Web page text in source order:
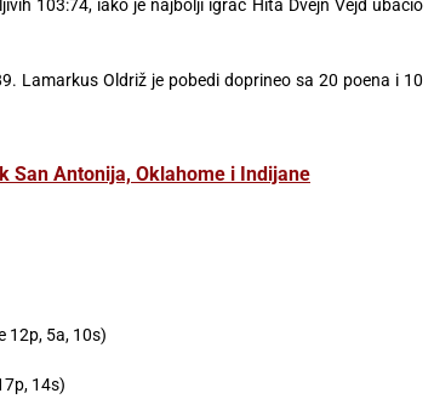
103:74, iako je najbolji igrač Hita Dvejn Vejd ubacio
Lamarkus Oldriž je pobedi doprineo sa 20 poena i 10
San Antonija, Oklahome i Indijane
12p, 5a, 10s)
14s)